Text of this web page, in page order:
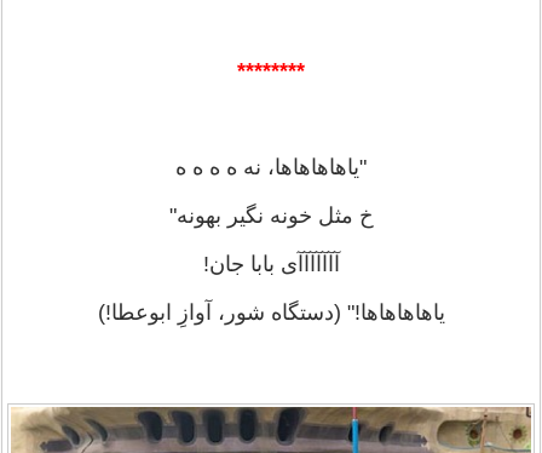
********
"یاهاهاهاها، نه ه ه ه ه
خ مثل خونه نگیر بهونه"
آآآآآآآی بابا جان!
یاهاهاهاها!" (دستگاه شور، آوازِ ابوعطا!)